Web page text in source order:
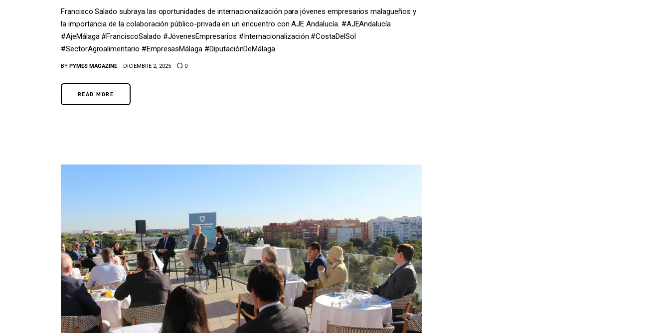
Francisco Salado subraya las oportunidades de internacionalización para jóvenes empresarios malagueños y
la importancia de la colaboración público-privada en un encuentro con AJE Andalucía. #AJEAndalucía
#AjeMálaga #FranciscoSalado #JóvenesEmpresarios #Internacionalización #CostaDelSol
#SectorAgroalimentario #EmpresasMálaga #DiputaciónDeMálaga
BY PYMES MAGAZINE DICIEMBRE 2, 2025 0
READ MORE